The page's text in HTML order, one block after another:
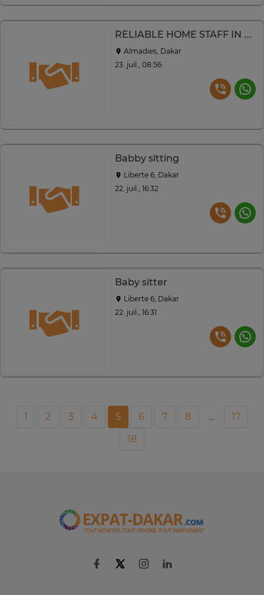
RELIABLE HOME STAFF IN DAKAR
Almadies, Dakar
23. juil., 08:56
Babby sitting
Liberte 6, Dakar
22. juil., 16:32
Baby sitter
Liberte 6, Dakar
22. juil., 16:31
1 2 3 4 5 6 7 8 ...
17
18